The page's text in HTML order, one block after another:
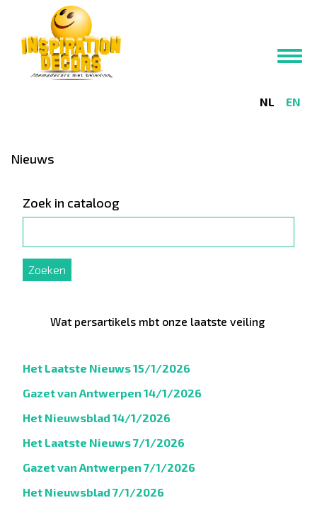
naar
inhoud
NL
EN
Nieuws
Zoek in cataloog
Wat persartikels mbt onze laatste veiling
Het Laatste Nieuws 15/1/2026
Gazet van Antwerpen 14/1/2026
Het Nieuwsblad 14/1/2026
Het Laatste Nieuws 7/1/2026
Gazet van Antwerpen 7/1/2026
Het Nieuwsblad 7/1/2026